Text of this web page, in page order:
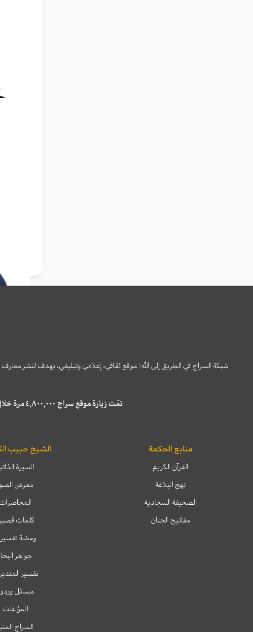
شبكة السراج في الطريق إلى الله؛ موقع ثقافي، إعلامي وتبليغي، يهدف لنشر
تمّت زيارة موقع سراج ٤,٨٠٠,٠٠٠ مرة خلال الستة أشهر الماضية، كما ظهر في نتائج البحث في محركات البحث٢٢,٢٩٠,٠٠٠ مرّة.
منابع الحكمة
القرآن الكريم
نهج البلاغة
الصحيفة السجادية
مفاتيح الجنان
الشيخ حبيب
السيرة
معرض
المحاضرات
كلمات
ومضة
جواهر
تفسير
مسائل
المؤلفات
السراج